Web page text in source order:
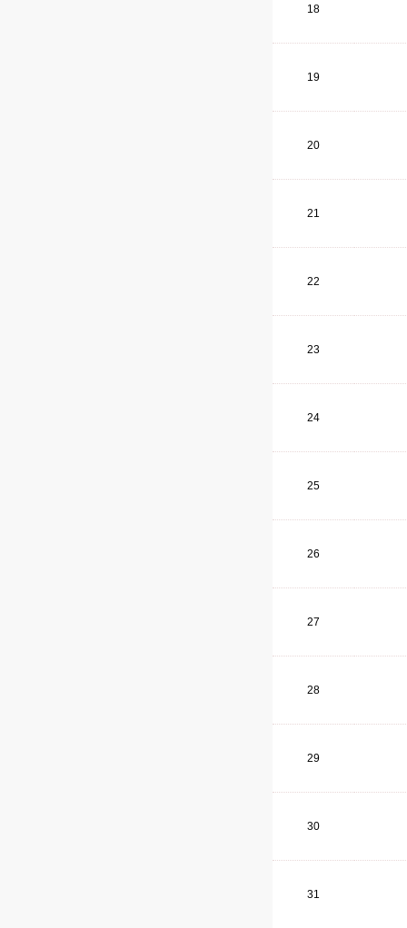
18
19
20
21
22
23
24
25
26
27
28
29
30
31